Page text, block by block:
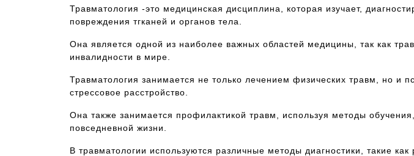
Травматология -это медицинская дисциплина, которая изучает,
повреждения тгканей и органов тела.
Она является одной из наиболее важных областей медицины, так как
инвалидности в мире.
Травматология занимается не только лечением физических травм, но и
стрессовое расстройство.
Она также занимается профилактикой травм, используя методы
повседневной жизни.
В травматологии используются различные методы диагностики, такие